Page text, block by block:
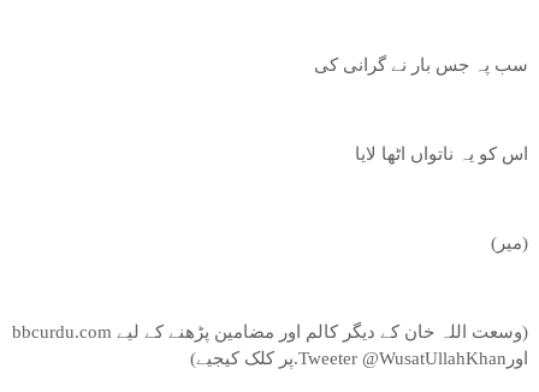
سب پہ جس بار نے گرانی کی
اس کو یہ ناتواں اٹھا لایا
(میر)
(وسعت اللہ خان کے دیگر کالم اور مضامین پڑھنے کے لیے bbcurdu.com
اورTweeter @WusatUllahKhan.پر کلک کیجیے)